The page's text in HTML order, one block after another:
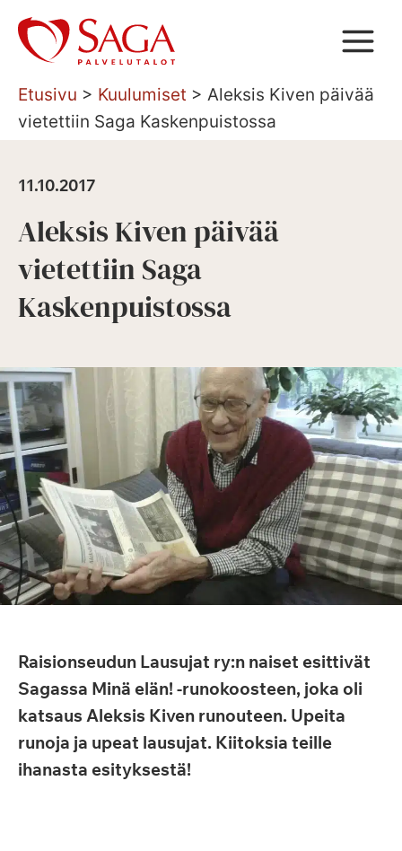
Siirry
sisältöön
Etusivu > Kuulumiset > Aleksis Kiven päivää
vietettiin Saga Kaskenpuistossa
11.10.2017
Aleksis Kiven päivää
vietettiin Saga
Kaskenpuistossa
Raisionseudun Lausujat ry:n naiset esittivät
Sagassa Minä elän! -runokoosteen, joka oli
katsaus Aleksis Kiven runouteen. Upeita
runoja ja upeat lausujat. Kiitoksia teille
ihanasta esityksestä!